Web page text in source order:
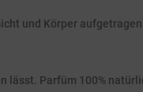
und Körper
lässt. Parfüm 100%